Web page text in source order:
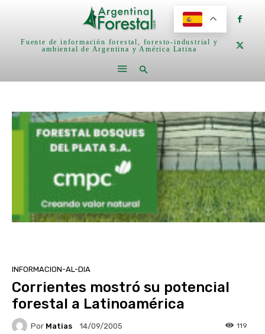
Fuente de información forestal, foresto-industrial y
ambiental de Argentina y América Latina
INFORMACION-AL-DIA
Corrientes mostró su potencial
forestal a Latinoamérica
Por Matias 14/09/2005 119